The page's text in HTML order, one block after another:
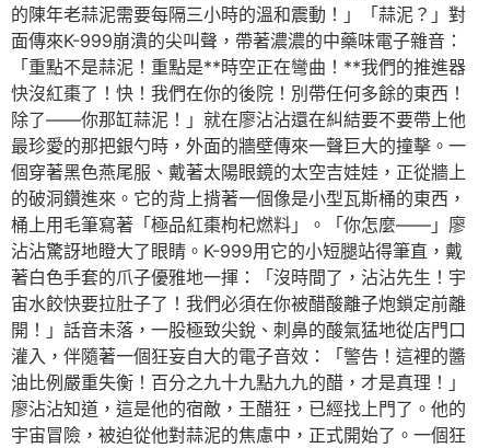
的陳年老蒜泥需要每隔三小時的溫和震動！」「蒜泥？」對
面傳來K-999崩潰的尖叫聲，帶著濃濃的中藥味電子雜音：
「重點不是蒜泥！重點是**時空正在彎曲！**我們的推進器
快沒紅棗了！快！我們在你的後院！別帶任何多餘的東西！
除了——你那缸蒜泥！」就在廖沾沾還在糾結要不要帶上他
最珍愛的那把銀勺時，外面的牆壁傳來一聲巨大的撞擊。一
個穿著黑色燕尾服、戴著太陽眼鏡的太空吉娃娃，正從牆上
的破洞鑽進來。它的背上揹著一個像是小型瓦斯桶的東西，
桶上用毛筆寫著「極品紅棗枸杞燃料」。「你怎麼——」廖
沾沾驚訝地瞪大了眼睛。K-999用它的小短腿站得筆直，戴
著白色手套的爪子優雅地一揮：「沒時間了，沾沾先生！宇
宙水餃快要拉肚子了！我們必須在你被醋酸離子炮鎖定前離
開！」話音未落，一股極致尖銳、刺鼻的酸氣猛地從店門口
灌入，伴隨著一個狂妄自大的電子音效：「警告！這裡的醬
油比例嚴重失衡！百分之九十九點九九的醋，才是真理！」
廖沾沾知道，這是他的宿敵，王醋狂，已經找上門了。他的
宇宙冒險，被迫從他對蒜泥的焦慮中，正式開始了。一個狂